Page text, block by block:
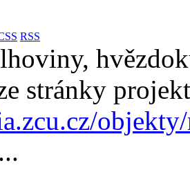
RSS
stránky